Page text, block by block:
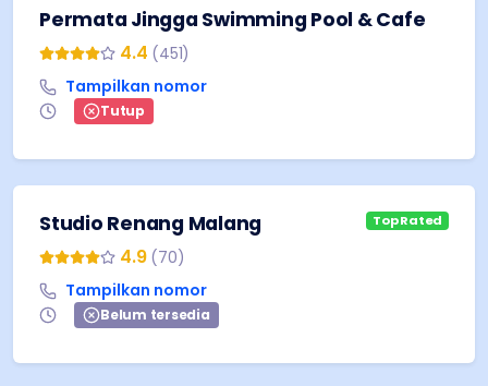
Permata Jingga Swimming Pool & Cafe
4.4 (451)
Tampilkan nomor
Tutup
Studio Renang Malang Top Rated
4.9 (70)
Tampilkan nomor
Belum tersedia